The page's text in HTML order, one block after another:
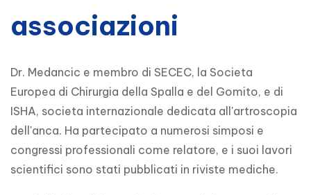
associazioni
Dr. Medancic e membro di SECEC, la Societa
Europea di Chirurgia della Spalla e del Gomito, e di
ISHA, societa internazionale dedicata all'artroscopia
dell'anca. Ha partecipato a numerosi simposi e
congressi professionali come relatore, e i suoi lavori
scientifici sono stati pubblicati in riviste mediche.